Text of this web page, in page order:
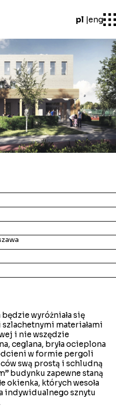
pl eng
wyróżniała się
materiałami
i nie wszędzie
ceglana, bryła ocieplona
w formie pergoli
swą prostą i schludną
budynku zapewne staną
okienka, których wesoła
indywidualnego sznytu